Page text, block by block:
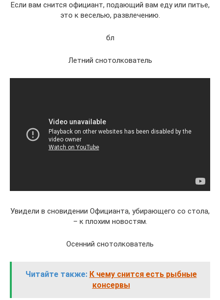
Если вам снится официант, подающий вам еду или питье,
это к веселью, развлечению.
бл
Летний снотолкователь
Увидели в сновидении Официанта, убирающего со стола,
– к плохим новостям.
Осенний снотолкователь
Читайте также: К чему снится есть рыбные
консервы